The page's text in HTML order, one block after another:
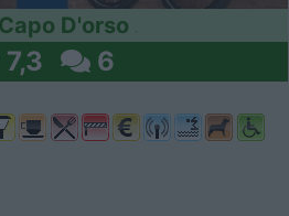
D'orso
7,3 6